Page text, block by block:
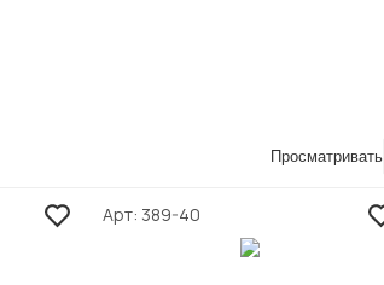
Просматривать
Арт 389-40